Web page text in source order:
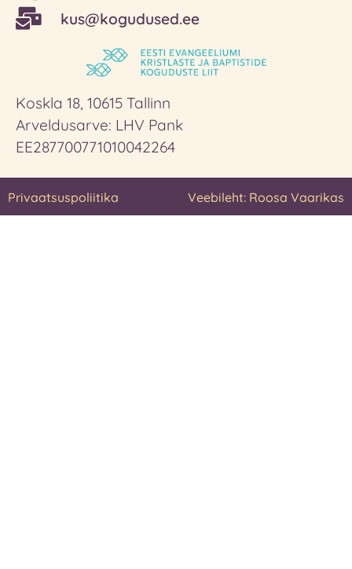
kus@kogudused.ee
Koskla 18, 10615 Tallinn
Arveldusarve: LHV Pank
EE287700771010042264
Privaatsuspoliitika Veebileht: Roosa Vaarikas